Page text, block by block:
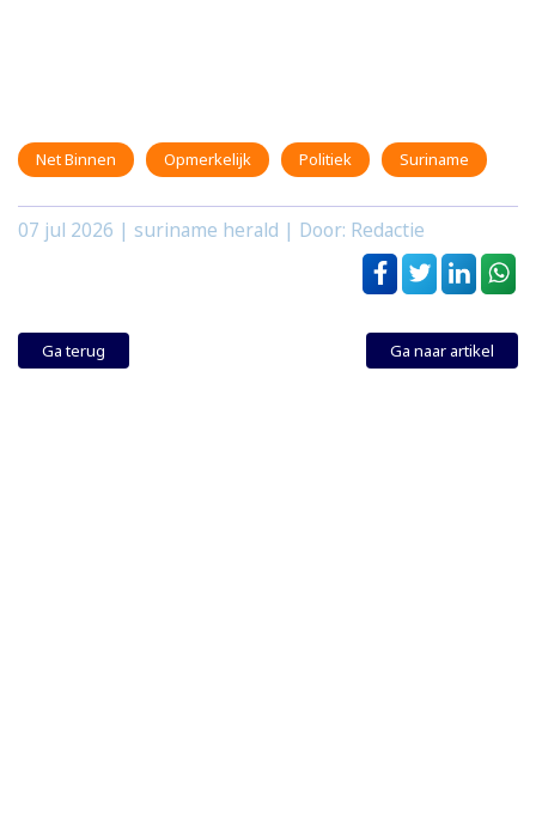
Net Binnen Opmerkelijk Politiek Suriname
07 jul 2026 | suriname herald | Door: Redactie
Ga terug Ga naar artikel